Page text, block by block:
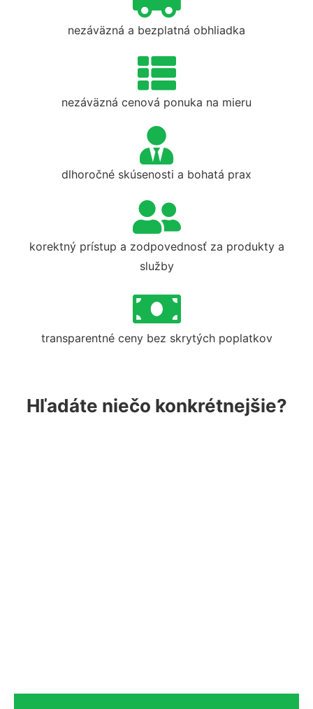
nezáväzná a bezplatná obhliadka
nezáväzná cenová ponuka na mieru
dlhoročné skúsenosti a bohatá prax
korektný prístup a zodpovednosť za produkty a
služby
transparentné ceny bez skrytých poplatkov
Hľadáte niečo konkrétnejšie?